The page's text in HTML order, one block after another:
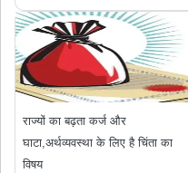
राज्यों का बढ़ता कर्ज और
घाटा,अर्थव्यवस्था के लिए है चिंता का
विषय